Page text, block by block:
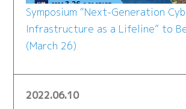
Symposium “Next-Generation
Infrastructure as a Lifeline” to
(March 26)
2022.06.10